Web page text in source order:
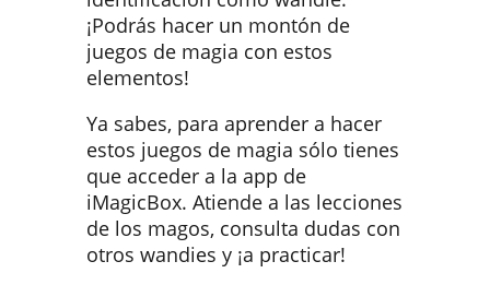
¡Podrás hacer un montón de
juegos de magia con estos
elementos!
Ya sabes, para aprender a hacer
estos juegos de magia sólo tienes
que acceder a la app de
iMagicBox. Atiende a las lecciones
de los magos, consulta dudas con
otros wandies y ¡a practicar!